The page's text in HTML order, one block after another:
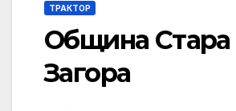
ТРАКТОР
Община Стара
Загора